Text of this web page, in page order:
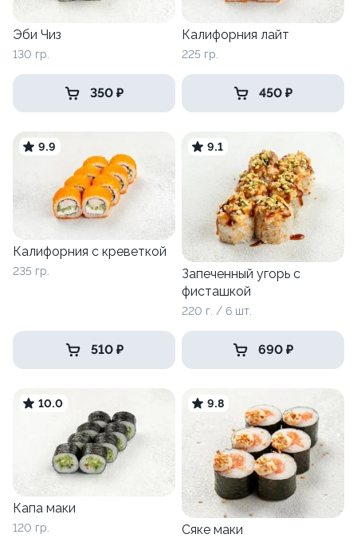
Эби Чиз
130 гр.
350 ₽
Калифорния лайт
225 гр.
450 ₽
9.9
Калифорния с креветкой
235 гр.
510 ₽
9.1
Запеченный угорь с
фисташкой
220 г. / 6 шт.
690 ₽
10.0
Капа маки
120 гр.
9.8
Сяке маки